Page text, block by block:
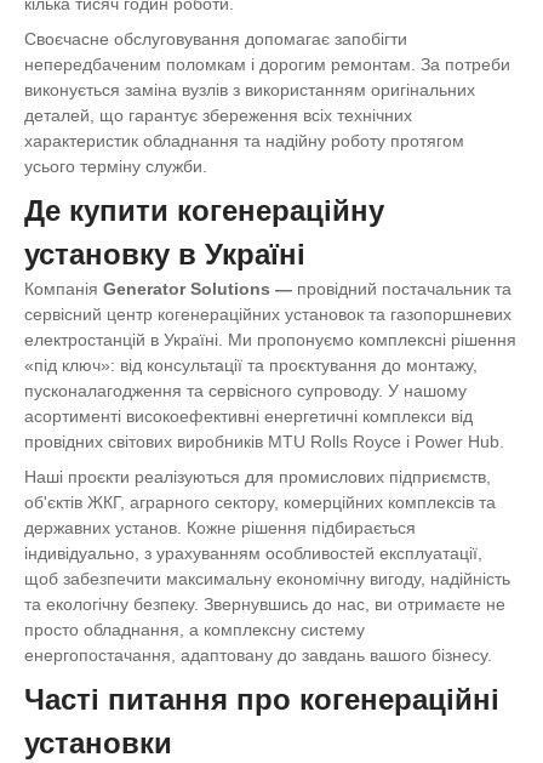
Своєчасне обслуговування допомагає запобігти
непередбаченим поломкам і дорогим ремонтам. За потреби
виконується заміна вузлів з використанням оригінальних
деталей, що гарантує збереження всіх технічних
характеристик обладнання та надійну роботу протягом
усього терміну служби.
Де купити когенераційну
установку в Україні
Компанія Generator Solutions — провідний постачальник та
сервісний центр когенераційних установок та газопоршневих
електростанцій в Україні. Ми пропонуємо комплексні рішення
«під ключ»: від консультації та проєктування до монтажу,
пусконалагодження та сервісного супроводу. У нашому
асортименті високоефективні енергетичні комплекси від
провідних світових виробників MTU Rolls Royce і Power Hub.
Наші проєкти реалізуються для промислових підприємств,
об'єктів ЖКГ, аграрного сектору, комерційних комплексів та
державних установ. Кожне рішення підбирається
індивідуально, з урахуванням особливостей експлуатації,
щоб забезпечити максимальну економічну вигоду, надійність
та екологічну безпеку. Звернувшись до нас, ви отримаєте не
просто обладнання, а комплексну систему
енергопостачання, адаптовану до завдань вашого бізнесу.
Часті питання про когенераційні
установки